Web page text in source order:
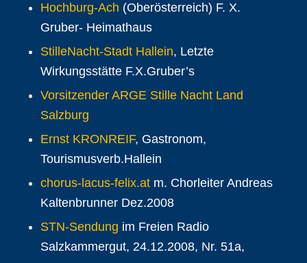
Hochburg-Ach (Oberösterreich) F. X.
Gruber- Heimathaus
StilleNacht-Stadt Hallein, Letzte
Wirkungsstätte F.X.Gruber’s
Vorsitzender ARGE Stille Nacht Land
Salzburg
Ernst KRONREIF, Gastronom,
Tourismusverb.Hallein
chorus-lacus-felix.atm. Chorleiter Andreas
Kaltenbrunner Dez.2008
STN-Sendung im Freien Radio
Salzkammergut, 24.12.2008, Nr. 51a,